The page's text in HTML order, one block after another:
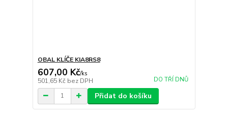
OBAL KLÍČE KIA8RS8
607,00 Kč/ks
501,65 Kč bez DPH DO TŘÍ DNŮ
Přidat do košíku